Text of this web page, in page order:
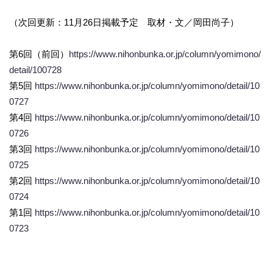
（次回更新：11月26日掲載予定 取材・文／岡田尚子）
第6回（前回）
https://www.nihonbunka.or.jp/column/yomimono/
detail/100728
第5回 https://www.nihonbunka.or.jp/column/yomimono/detail/10
0727
第4回 https://www.nihonbunka.or.jp/column/yomimono/detail/10
0726
第3回 https://www.nihonbunka.or.jp/column/yomimono/detail/10
0725
第2回 https://www.nihonbunka.or.jp/column/yomimono/detail/10
0724
第1回 https://www.nihonbunka.or.jp/column/yomimono/detail/10
0723